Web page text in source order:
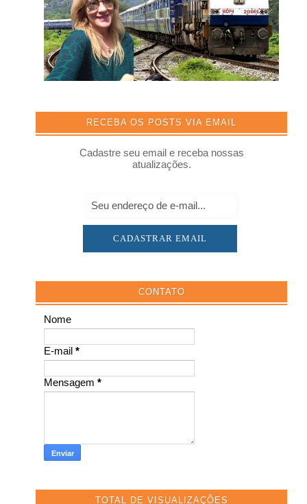
RECEBA OS POSTS VIA EMAIL
Cadastre seu email e receba nossas
atualizações.
CONTATO
Nome
E-mail*
Mensagem*
TOTAL DE VISUALIZAÇÕES